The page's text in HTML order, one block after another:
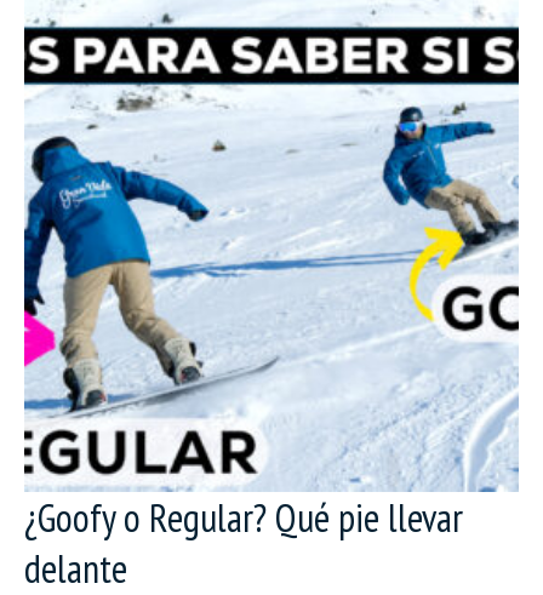
¿Goofy o Regular? Qué pie llevar
delante